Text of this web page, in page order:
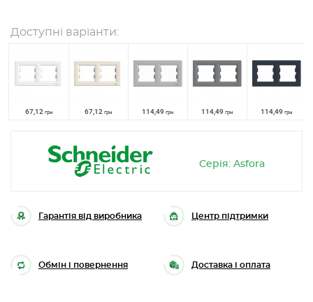
Доступні варіанти:
67,12 грн 67,12 грн 114,49 грн 114,49 грн 114,49 грн
Серія: Asfora
Гарантія від виробника Центр підтримки
Обмін і повернення Доставка і оплата